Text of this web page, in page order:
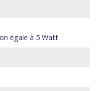
égale à 5 Watt